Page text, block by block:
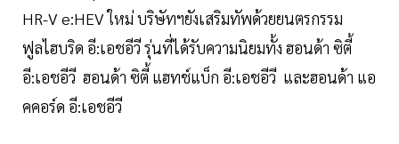
HR-V e:HEV ใหม่ บริษัทฯยังเสริมทัพด้วยยนตรกรรม
ฟูลไฮบริด อี:เอชอีวี รุ่นที่ได้รับความนิยมทั้ง ฮอนด้า ซิตี้
อี:เอชอีวี ฮอนด้า ซิตี้ แฮทช์แบ็ก อี:เอชอีวี และฮอนด้า แอ
คคอร์ด อี:เอชอีวี